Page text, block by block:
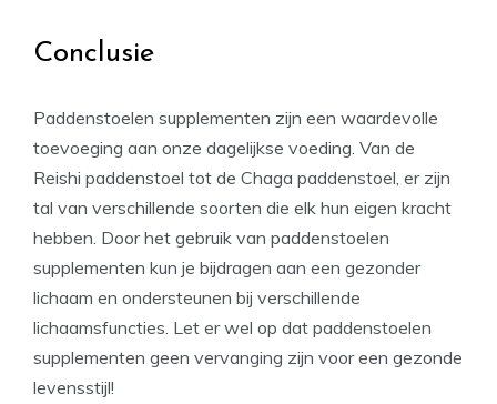
Conclusie
Paddenstoelen supplementen zijn een waardevolle
toevoeging aan onze dagelijkse voeding. Van de
Reishi paddenstoel tot de Chaga paddenstoel, er zijn
tal van verschillende soorten die elk hun eigen kracht
hebben. Door het gebruik van paddenstoelen
supplementen kun je bijdragen aan een gezonder
lichaam en ondersteunen bij verschillende
lichaamsfuncties. Let er wel op dat paddenstoelen
supplementen geen vervanging zijn voor een gezonde
levensstijl!